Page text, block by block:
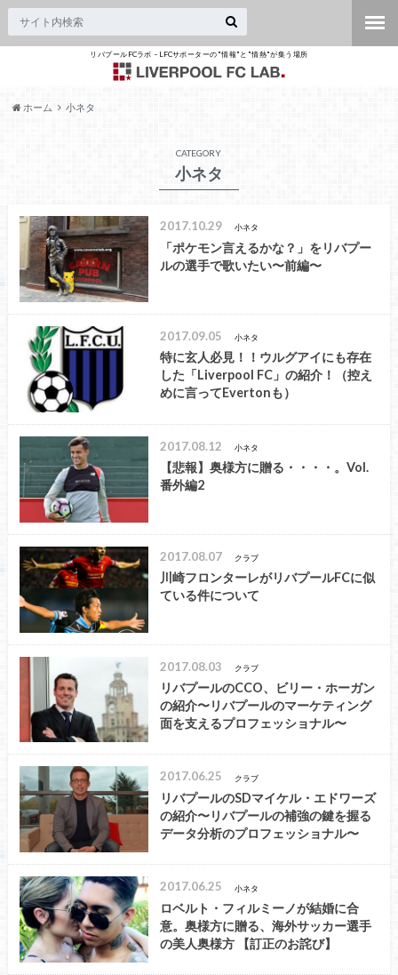
リバプールFCラボ – LFCサポーターの"情報"と"情熱"が集う場所
ホーム 小ネタ
CATEGORY
小ネタ
2017.10.29 小ネタ
「ポケモン言えるかな？」をリバプー
ルの選手で歌いたい〜前編〜
2017.09.05 小ネタ
特に玄人必見！！ウルグアイにも存在
した「Liverpool FC」の紹介！（控え
めに言ってEvertonも）
2017.08.12 小ネタ
【悲報】奥様方に贈る・・・・。Vol.
番外編2
2017.08.07 クラブ
川崎フロンターレがリバプールFCに似
ている件について
2017.08.03 クラブ
リバプールのCCO、ビリー・ホーガン
の紹介〜リバプールのマーケティング
面を支えるプロフェッショナル〜
2017.06.25 クラブ
リバプールのSDマイケル・エドワーズ
の紹介〜リバプールの補強の鍵を握る
データ分析のプロフェッショナル〜
2017.06.25 小ネタ
ロベルト・フィルミーノが結婚に合
意。奥様方に贈る、海外サッカー選手
の美人奥様方 【訂正のお詫び】